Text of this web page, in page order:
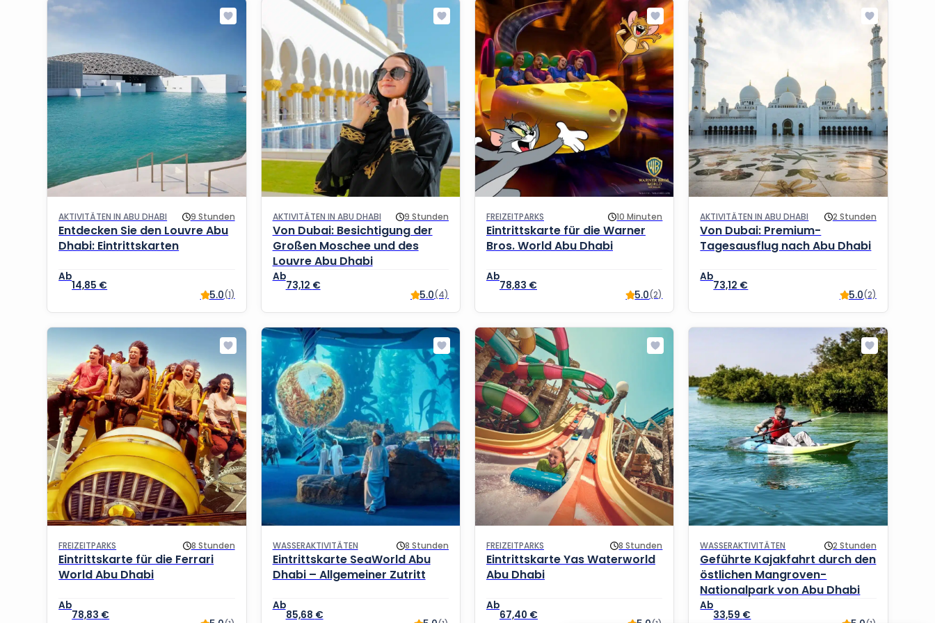
AKTIVITÄTEN IN ABU DHABI 9 Stunden
Entdecken Sie den Louvre Abu
Dhabi: Eintrittskarten
14,85 €
5.0(1)
AKTIVITÄTEN IN ABU DHABI 9 Stunden
Von Dubai: Besichtigung der
Großen Moschee und des
Louvre Abu Dhabi
73,12 €
5.0(4)
FREIZEITPARKS 10 Minuten
Eintrittskarte für die Warner
Bros. World Abu Dhabi
78,83 €
5.0(2)
AKTIVITÄTEN IN ABU DHABI 2 Stunden
Von Dubai: Premium-
Tagesausflug nach Abu Dhabi
73,12 €
5.0(2)
FREIZEITPARKS 8 Stunden
Eintrittskarte für die Ferrari
World Abu Dhabi
78,83 €
WASSERAKTIVITÄTEN 8 Stunden
Eintrittskarte SeaWorld Abu
Dhabi – Allgemeiner Zutritt
85,68 €
FREIZEITPARKS 8 Stunden
Eintrittskarte Yas Waterworld
Abu Dhabi
67,40 €
WASSERAKTIVITÄTEN 2 Stunden
Geführte Kajakfahrt durch den
östlichen Mangroven-
Nationalpark von Abu Dhabi
33,59 €